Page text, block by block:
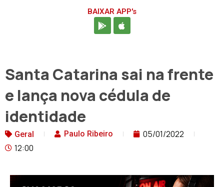
BAIXAR APP's
Santa Catarina sai na frente
e lança nova cédula de
identidade
Geral Paulo Ribeiro
05/01/2022
12:00